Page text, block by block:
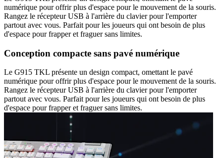
numérique pour offrir plus d'espace pour le mouvement de la souris.
Rangez le récepteur USB à l'arrière du clavier pour l'emporter
partout avec vous. Parfait pour les joueurs qui ont besoin de plus
d'espace pour frapper et fraguer sans limites.
Conception compacte sans pavé numérique
Le G915 TKL présente un design compact, omettant le pavé
numérique pour offrir plus d'espace pour le mouvement de la souris.
Rangez le récepteur USB à l'arrière du clavier pour l'emporter
partout avec vous. Parfait pour les joueurs qui ont besoin de plus
d'espace pour frapper et fraguer sans limites.